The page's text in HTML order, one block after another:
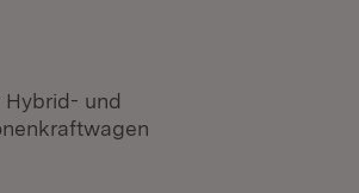
und